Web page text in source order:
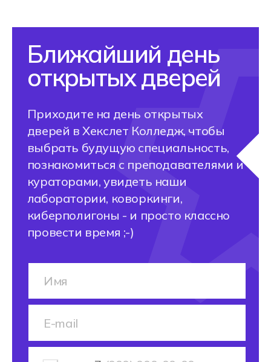
Оставьте заявку на консультацию
менеджера приемной комиссии.
Мы ответим на все вопросы
по профессии и при желании
запишем вас на бесплатную
консультацию с профессиональным
профориентологом.
профессия?